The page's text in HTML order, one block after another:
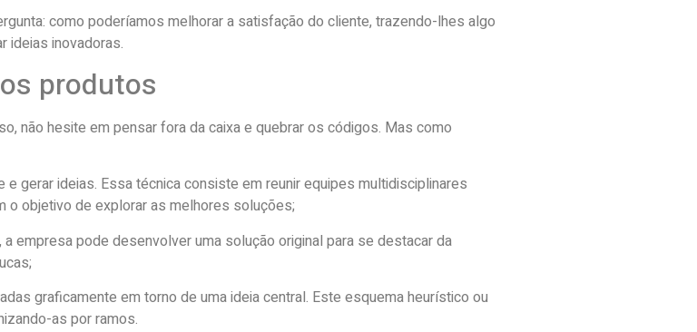
como poderíamos melhorar a satisfação do cliente, trazendo-lhes algo
ideias inovadoras.
produtos
não hesite em pensar fora da caixa e quebrar os códigos. Mas como
gerar ideias. Essa técnica consiste em reunir equipes multidisciplinares
o objetivo de explorar as melhores soluções;
empresa pode desenvolver uma solução original para se destacar da
graficamente em torno de uma ideia central. Este esquema heurístico ou
as por ramos.